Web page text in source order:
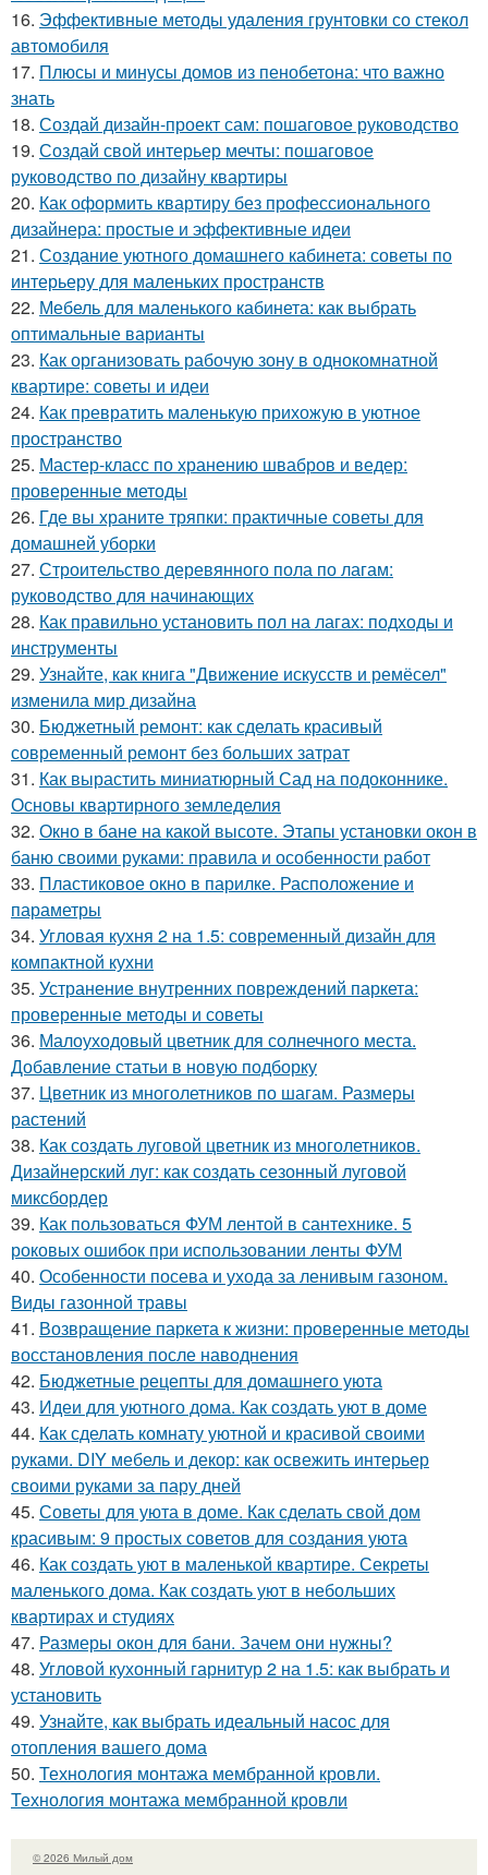
16. Эффективные методы удаления грунтовки со стекол
автомобиля
17. Плюсы и минусы домов из пенобетона: что важно
знать
18. Создай дизайн-проект сам: пошаговое руководство
19. Создай свой интерьер мечты: пошаговое
руководство по дизайну квартиры
20. Как оформить квартиру без профессионального
дизайнера: простые и эффективные идеи
21. Создание уютного домашнего кабинета: советы по
интерьеру для маленьких пространств
22. Мебель для маленького кабинета: как выбрать
оптимальные варианты
23. Как организовать рабочую зону в однокомнатной
квартире: советы и идеи
24. Как превратить маленькую прихожую в уютное
пространство
25. Мастер-класс по хранению швабров и ведер:
проверенные методы
26. Где вы храните тряпки: практичные советы для
домашней уборки
27. Строительство деревянного пола по лагам:
руководство для начинающих
28. Как правильно установить пол на лагах: подходы и
инструменты
29. Узнайте, как книга "Движение искусств и ремёсел"
изменила мир дизайна
30. Бюджетный ремонт: как сделать красивый
современный ремонт без больших затрат
31. Как вырастить миниатюрный Сад на подоконнике.
Основы квартирного земледелия
32. Окно в бане на какой высоте. Этапы установки окон в
баню своими руками: правила и особенности работ
33. Пластиковое окно в парилке. Расположение и
параметры
34. Угловая кухня 2 на 1.5: современный дизайн для
компактной кухни
35. Устранение внутренних повреждений паркета:
проверенные методы и советы
36. Малоуходовый цветник для солнечного места.
Добавление статьи в новую подборку
37. Цветник из многолетников по шагам. Размеры
растений
38. Как создать луговой цветник из многолетников.
Дизайнерский луг: как создать сезонный луговой
миксбордер
39. Как пользоваться ФУМ лентой в сантехнике. 5
роковых ошибок при использовании ленты ФУМ
40. Особенности посева и ухода за ленивым газоном.
Виды газонной травы
41. Возвращение паркета к жизни: проверенные методы
восстановления после наводнения
42. Бюджетные рецепты для домашнего уюта
43. Идеи для уютного дома. Как создать уют в доме
44. Как сделать комнату уютной и красивой своими
руками. DIY мебель и декор: как освежить интерьер
своими руками за пару дней
45. Советы для уюта в доме. Как сделать свой дом
красивым: 9 простых советов для создания уюта
46. Как создать уют в маленькой квартире. Секреты
маленького дома. Как создать уют в небольших
квартирах и студиях
47. Размеры окон для бани. Зачем они нужны?
48. Угловой кухонный гарнитур 2 на 1.5: как выбрать и
установить
49. Узнайте, как выбрать идеальный насос для
отопления вашего дома
50. Технология монтажа мембранной кровли.
Технология монтажа мембранной кровли
© 2026 Милый дом